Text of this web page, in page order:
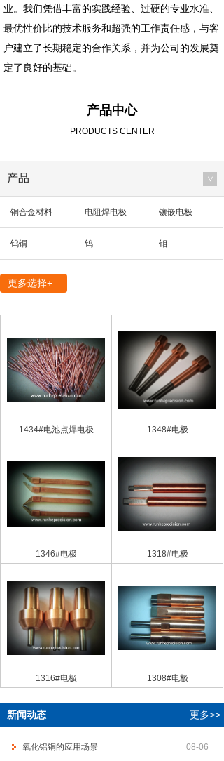
业。我们凭借丰富的实践经验、过硬的专业水准、
最优性价比的技术服务和超强的工作责任感，与客
户建立了长期稳定的合作关系，并为公司的发展奠
定了良好的基础。
产品中心
PRODUCTS CENTER
产品 >
铜合金材料 电阻焊电极 镶嵌电极
钨铜 钨 钼
精密机械部件
更多选择+
1434#电池点焊电极 1348#电极
1346#电极 1318#电极
1316#电极 1308#电极
新闻动态 更多>>
08-06
氧化铝铜的应用场景